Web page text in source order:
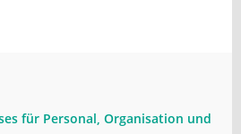
für Personal, Organisation und